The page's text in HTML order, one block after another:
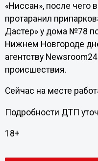
«Ниссан», после чего
протаранил
Дастер» у дома №78
Нижнем Новгороде
агентству Newsroom
происшествия.
Сейчас на месте
Подробности ДТП
18+